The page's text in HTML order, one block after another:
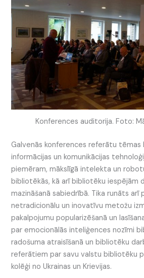
Konferences auditorija. Foto:
Galvenās konferences referātu
informācijas un komunikācijas
piemēram, mākslīgā intelekta un
bibliotēkās, kā arī bibliotēku iespējām
mazināšanā sabiedrībā. Tika runāts arī
netradicionālu un inovatīvu metožu
pakalpojumu popularizēšanā un
par emocionālās inteliģences nozīmi
radošuma atraisīšanā un bibliotēku
referātiem par savu valstu bibliotēku
kolēģi no Ukrainas un Krievijas.